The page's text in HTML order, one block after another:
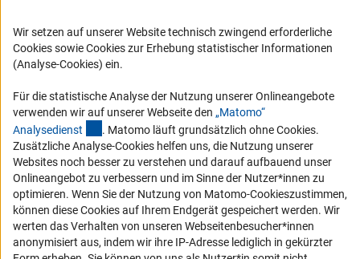
Logo und Corporate Design
RSS-Feeds
Compliance
Vergabeverfahren
Barrierefreiheit
Service und Informationen für Menschen mit Behinderungen
Erklärung zur Barrierefreiheit
Barriere melden
DFG-aktuell
Wir setzen auf unserer Website technisch zwingend erforderliche
Cookies sowie Cookies zur Erhebung statistischer Informationen
(Analyse-Cookies) ein.
Für die statistische Analyse der Nutzung unserer Onlineangebote
verwenden wir auf unserer Webseite den „Matomo“
Analysedienst (externer Link)
. Matomo läuft grundsätzlich ohne Cookies.
Zusätzliche Analyse-Cookies helfen uns, die Nutzung unserer
Websites noch besser zu verstehen und darauf aufbauend unser
Onlineangebot zu verbessern und im Sinne der Nutzer*innen zu
optimieren. Wenn Sie der Nutzung von Matomo-Cookieszustimmen,
können diese Cookies auf Ihrem Endgerät gespeichert werden. Wir
werten das Verhalten von unseren Webseitenbesucher*innen
anonymisiert aus, indem wir ihre IP-Adresse lediglich in gekürzter